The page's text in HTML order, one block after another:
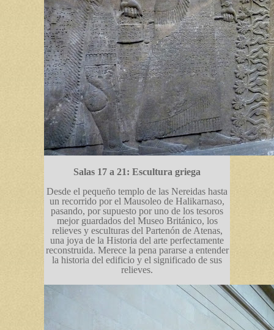
Salas 17 a 21: Escultura griega
Desde el pequeño templo de las Nereidas hasta
un recorrido por el Mausoleo de Halikarnaso,
pasando, por supuesto por uno de los tesoros
mejor guardados del Museo Británico, los
relieves y esculturas del Partenón de Atenas,
una joya de la Historia del arte perfectamente
reconstruida. Merece la pena pararse a entender
la historia del edificio y el significado de sus
relieves.